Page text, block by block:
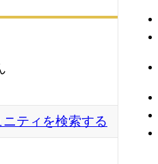
ティを検索する